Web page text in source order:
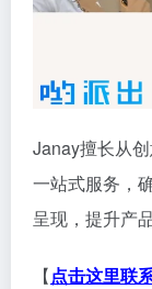
Janay擅长从
一站式服务，
呈现，提升产
【点击这里联